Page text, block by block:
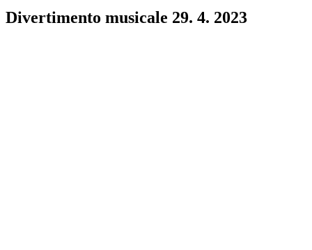
Divertimento musicale 29. 4. 2023